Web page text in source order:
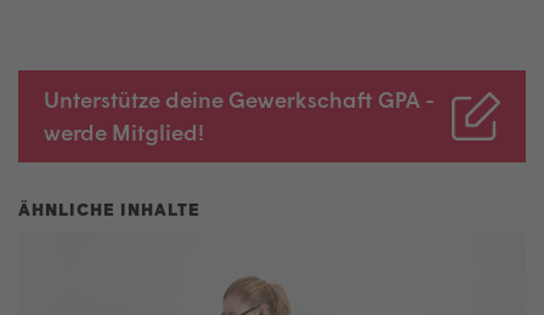
Unterstütze deine Gewerkschaft GPA -
werde Mitglied!